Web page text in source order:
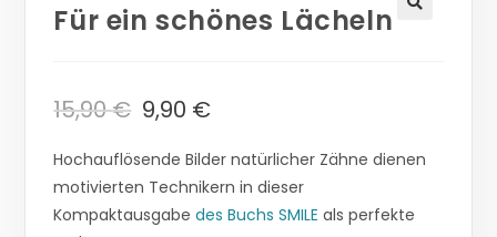
Für ein schönes Lächeln
15,90€ 9,90 €
Hochauflösende Bilder natürlicher Zähne dienen
motivierten Technikern in dieser
Kompaktausgabedes Buchs SMILE als perfekte